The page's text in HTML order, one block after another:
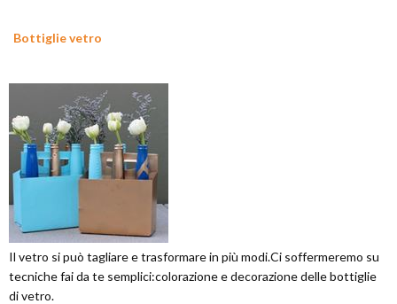
Bottiglie vetro
Il vetro si può tagliare e trasformare in più modi.Ci soffermeremo su
tecniche fai da te semplici:colorazione e decorazione delle bottiglie
di vetro.